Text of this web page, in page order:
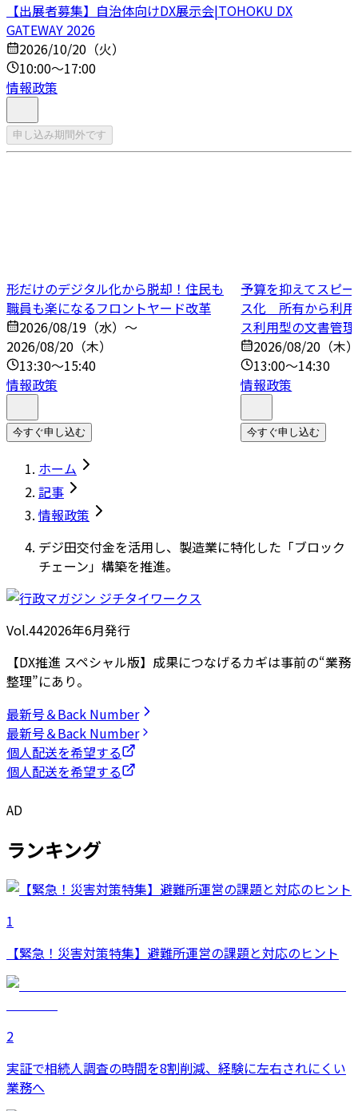
【出展者募集】自治体向けDX展示会|TOHOKU DX
GATEWAY 2026
2026/10/20（火）
10:00～17:00
情報政策
申し込み期間外です
形だけのデジタル化から脱却！住民も
職員も楽になるフロントヤード改革
2026/08/19（水）～
2026/08/20（木）
13:30～15:40
情報政策
今すぐ申し込む
予算を抑えてスピ
ス化 所有から利用
ス利用型の文書管
2026/08/20（木
13:00～14:30
情報政策
今すぐ申し込む
ホーム
記事
情報政策
デジ田交付金を活用し、製造業に特化した「ブロック
チェーン」構築を推進。
Vol.442026年6月発行
【DX推進 スペシャル版】成果につなげるカギは事前の“業務
整理”にあり。
最新号＆Back Number
最新号＆Back Number
個人配送を希望する
個人配送を希望する
AD
ランキング
1
【緊急！災害対策特集】避難所運営の課題と対応のヒント
2
実証で相続人調査の時間を8割削減、経験に左右されにくい
業務へ